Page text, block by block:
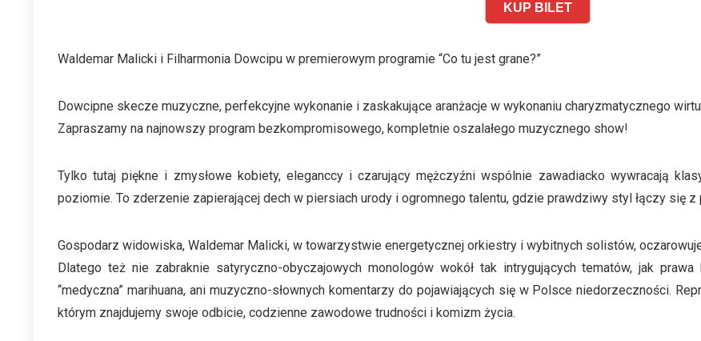
KUP BILET
Waldemar Malicki i Filharmonia Dowcipu w premierowym programie “Co tu jest grane?”
Dowcipne skecze muzyczne, perfekcyjne wykonanie i zaskakujące aranżacje w wykonaniu charyzmatycznego
Zapraszamy na najnowszy program bezkompromisowego, kompletnie oszalałego muzycznego show!
Tylko tutaj piękne i zmysłowe kobiety, eleganccy i czarujący mężczyźni wspólnie zawadiacko wywracają
poziomie. To zderzenie zapierającej dech w piersiach urody i ogromnego talentu, gdzie prawdziwy styl łączy się z
Gospodarz widowiska, Waldemar Malicki, w towarzystwie energetycznej orkiestry i wybitnych solistów,
Dlatego też nie zabraknie satyryczno-obyczajowych monologów wokół tak intrygujących tematów, jak
“medyczna” marihuana, ani muzyczno-słownych komentarzy do pojawiających się w Polsce niedorzeczności.
którym znajdujemy swoje odbicie, codzienne zawodowe trudności i komizm życia.